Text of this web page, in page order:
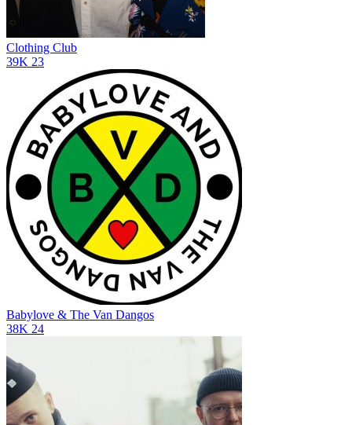
Clothing Club
39K 23
Babylove & The Van Dangos
38K 24